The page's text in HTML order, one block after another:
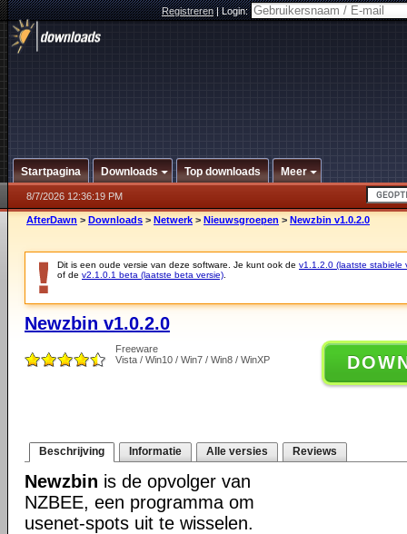
Registreren|Login:
Startpagina Downloads Top downloads Meer
8/7/2026 12:36:19 PM
AfterDawn > Downloads > Netwerk > Nieuwsgroepen > Newzbin v1.0.2.0
Dit is een oude versie van deze software. Je kunt ook de v1.1.2.0 (laatste stabiele
of de v2.1.0.1 beta (laatste beta versie)
Newzbin v1.0.2.0
Freeware
Vista / Win10 / Win7 / Win8 / WinXP
Beschrijving Informatie Alle versies Reviews
Newzbin is de opvolger van
NZBEE, een programma om
usenet-spots uit te wisselen.